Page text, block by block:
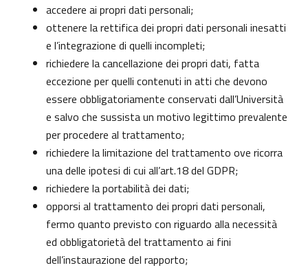
accedere ai propri dati personali;
ottenere la rettifica dei propri dati personali inesatti
e l’integrazione di quelli incompleti;
richiedere la cancellazione dei propri dati, fatta
eccezione per quelli contenuti in atti che devono
essere obbligatoriamente conservati dall’Università
e salvo che sussista un motivo legittimo prevalente
per procedere al trattamento;
richiedere la limitazione del trattamento ove ricorra
una delle ipotesi di cui all’art.18 del GDPR;
richiedere la portabilità dei dati;
opporsi al trattamento dei propri dati personali,
fermo quanto previsto con riguardo alla necessità
ed obbligatorietà del trattamento ai fini
dell’instaurazione del rapporto;